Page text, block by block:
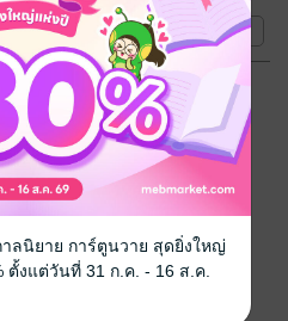
หน้าที่ 1
าลนิยาย การ์ตูนวาย สุดยิ่งใหญ่
งแต่วันที่ 31 ก.ค. - 16 ส.ค.